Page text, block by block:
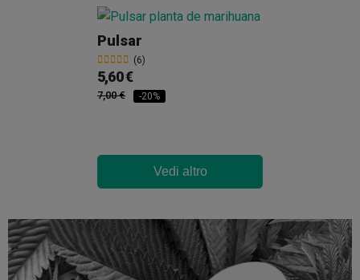
Pulsar
(6)
5,60 €
7,00 € -20%
Vedi altro